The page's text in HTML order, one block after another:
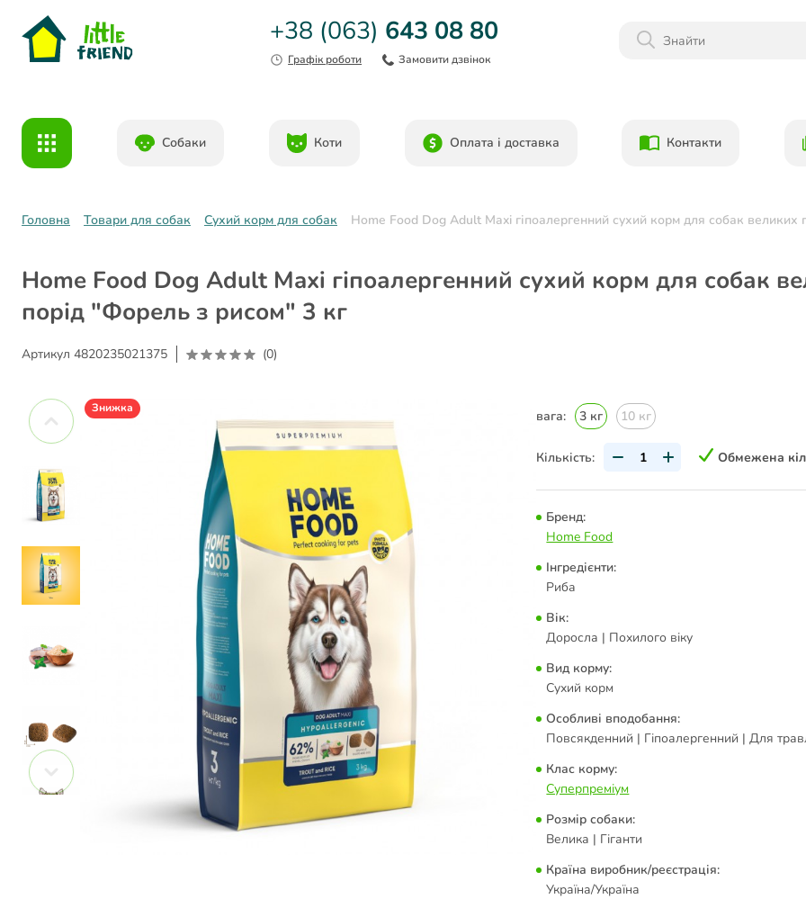
Даруємо 1000гр на бонусний рахунок при реєстрації!)
+38 (063) 643 08 80
Графік роботи Замовити дзвінок
Собаки Коти Оплата і доставка Контакти
Головна Товари для собак Сухий корм для собак Home Food Dog Adult Maxi гіпоалергенний сухий корм для собак
Home Food Dog Adult Maxi гіпоалергенний сухий корм для собак
порід "Форель з рисом" 3 кг
Артикул 4820235021375 (0)
Знижка вага: 3 кг 10 кг
Кількість: Обмежена
Бренд:
Home Food
Інгредієнти:
Риба
Вік:
Доросла | Похилого віку
Вид корму:
Сухий корм
Особливі вподобання:
Повсякденний | Гіпоалергенний | Для
Клас корму:
Суперпреміум
Розмір собаки:
Велика | Гіганти
Країна виробник/реєстрація:
Україна/Україна